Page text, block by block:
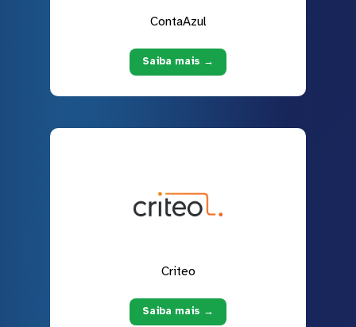
ContaAzul
Saiba mais →
Criteo
Saiba mais →